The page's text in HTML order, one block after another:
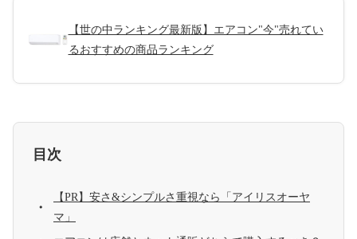
【世の中ランキング最新版】エアコン"今"売れてい
るおすすめの商品ランキング
目次
【PR】安さ&シンプルさ重視なら「アイリスオーヤ
マ」